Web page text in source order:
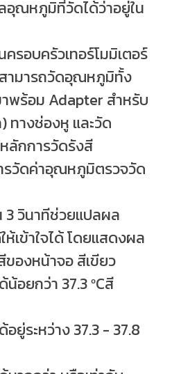
ณหภูมิที่วัดได้ว่าอยู่ใน
รอบครัวเทอร์โมมิเตอร์
ามารถวัดอุณหภูมิทั้ง
พร้อม Adapter สำหรับ
ทางช่องหู และวัด
ลักการวัดรังสี
รวัดค่าอุณหภูมิตรวจวัด
3 วินาทีช่วยแปลผล
เข้าใจได้ โดยแสดงผล
ของหน้าจอ สีเขียว
อยกว่า 37.3 ºCสี
ยู่ระหว่าง 37.3 - 37.8